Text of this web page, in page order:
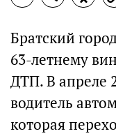
Братский
63-летнему
ДТП. В апреле
водитель
которая